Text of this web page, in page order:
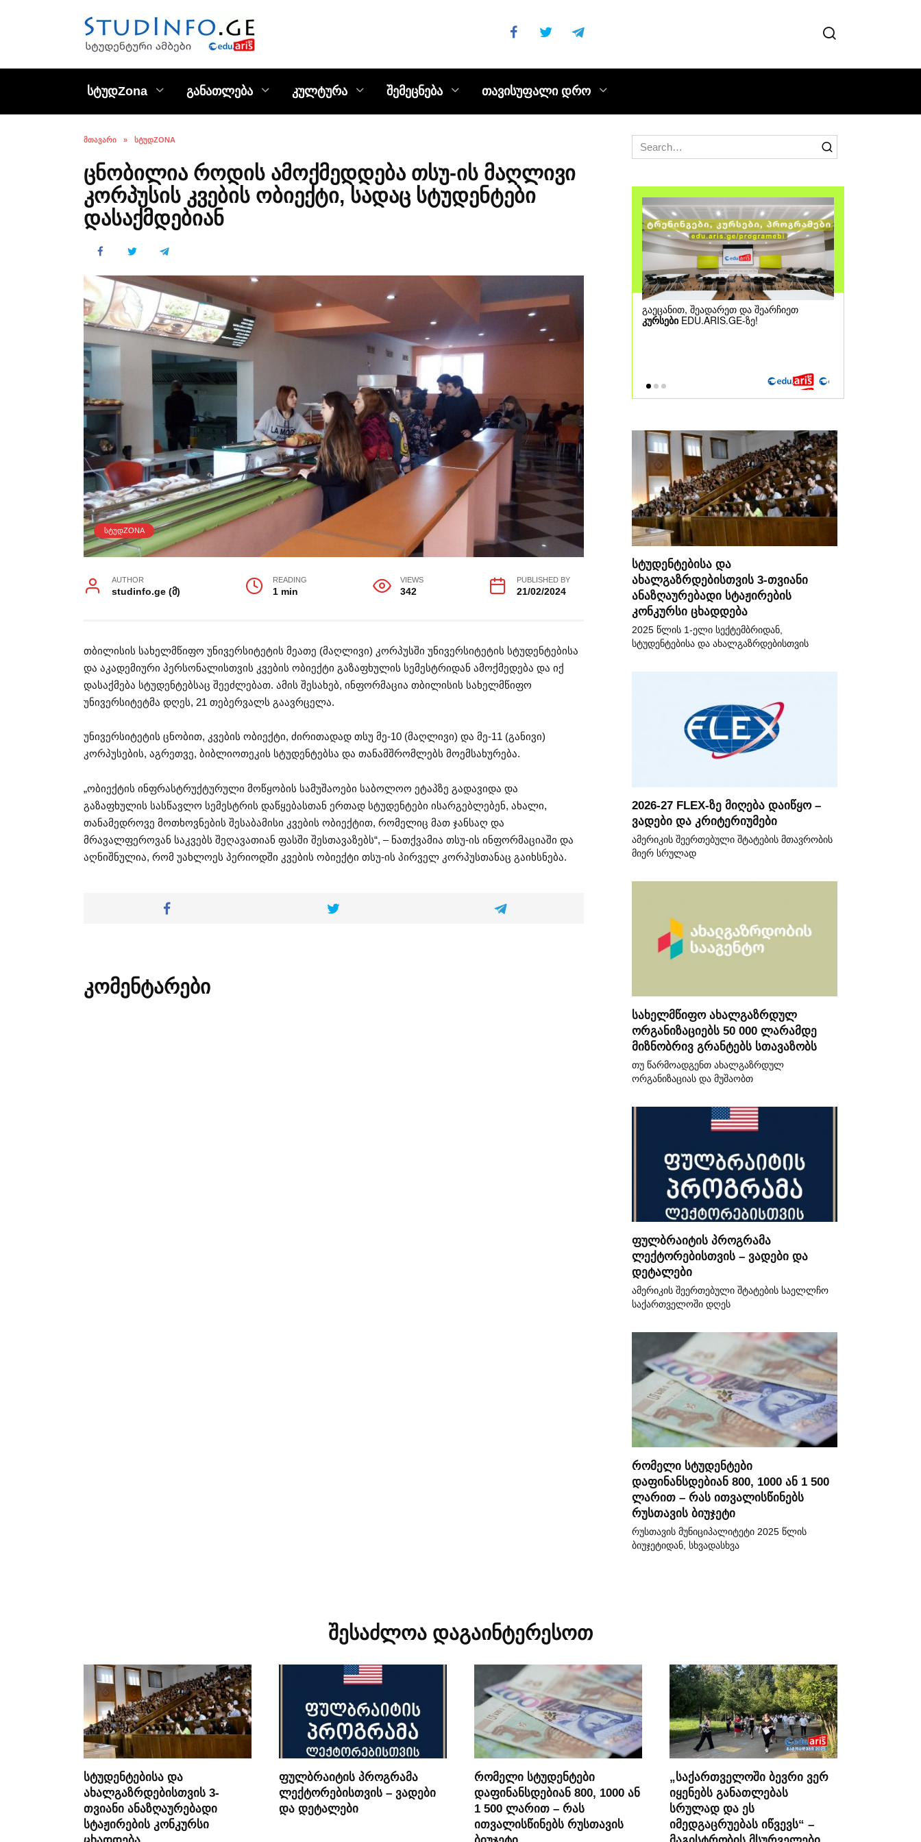
სტუდZona განათლება კულტურა შემეცნება თავისუფალი დრო
ᲛᲗᲐᲕᲐᲠᲘ » ᲡᲢᲣᲓZONA
ცნობილია როდის ამოქმედდება თსუ-ის მაღლივი
კორპუსის კვების ობიექტი, სადაც სტუდენტები
დასაქმდებიან
ᲡᲢᲣᲓZONA
AUTHOR
studinfo.ge (მ)
READING
1 min
VIEWS
342
PUBLISHED BY
21/02/2024
თბილისის სახელმწიფო უნივერსიტეტის მეათე (მაღლივი) კორპუსში უნივერსიტეტის სტუდენტებისა
და აკადემიური პერსონალისთვის კვების ობიექტი გაზაფხულის სემესტრიდან ამოქმედება და იქ
დასაქმება სტუდენტებსაც შეეძლებათ. ამის შესახებ, ინფორმაცია თბილისის სახელმწიფო
უნივერსიტეტმა დღეს, 21 თებერვალს გაავრცელა.
უნივერსიტეტის ცნობით, კვების ობიექტი, ძირითადად თსუ მე-10 (მაღლივი) და მე-11 (განივი)
კორპუსების, აგრეთვე, ბიბლიოთეკის სტუდენტებსა და თანამშრომლებს მოემსახურება.
„ობიექტის ინფრასტრუქტურული მოწყობის სამუშაოები საბოლოო ეტაპზე გადავიდა და
გაზაფხულის სასწავლო სემესტრის დაწყებასთან ერთად სტუდენტები ისარგებლებენ, ახალი,
თანამედროვე მოთხოვნების შესაბამისი კვების ობიექტით, რომელიც მათ ჯანსაღ და
მრავალფეროვან საკვებს შეღავათიან ფასში შესთავაზებს“, – ნათქვამია თსუ-ის ინფორმაციაში და
აღნიშნულია, რომ უახლოეს პერიოდში კვების ობიექტი თსუ-ის პირველ კორპუსთანაც გაიხსნება.
კომენტარები
Search
for:
სტუდენტებისა და
ახალგაზრდებისთვის 3-თვიანი
ანაზღაურებადი სტაჟირების
კონკურსი ცხადდება
2025 წლის 1-ელი სექტემბრიდან,
სტუდენტებისა და ახალგაზრდებისთვის
2026-27 FLEX-ზე მიღება დაიწყო –
ვადები და კრიტერიუმები
ამერიკის შეერთებული შტატების მთავრობის
მიერ სრულად
სახელმწიფო ახალგაზრდულ
ორგანიზაციებს 50 000 ლარამდე
მიზნობრივ გრანტებს სთავაზობს
თუ წარმოადგენთ ახალგაზრდულ
ორგანიზაციას და მუშაობთ
ფულბრაიტის პროგრამა
ლექტორებისთვის – ვადები და
დეტალები
ამერიკის შეერთებული შტატების საელლჩო
საქართველოში დღეს
რომელი სტუდენტები
დაფინანსდებიან 800, 1000 ან 1 500
ლარით – რას ითვალისწინებს
რუსთავის ბიუჯეტი
რუსთავის მუნიციპალიტეტი 2025 წლის
ბიუჯეტიდან, სხვადასხვა
შესაძლოა დაგაინტერესოთ
სტუდენტებისა და
ახალგაზრდებისთვის 3-
თვიანი ანაზღაურებადი
სტაჟირების კონკურსი
ფულბრაიტის პროგრამა
ლექტორებისთვის – ვადები
და დეტალები
რომელი სტუდენტები
დაფინანსდებიან 800, 1000 ან
1 500 ლარით – რას
ითვალისწინებს რუსთავის
„საქართველოში ბევრი ვერ
იყენებს განათლებას
სრულად და ეს
იმედგაცრუებას იწვევს“ –